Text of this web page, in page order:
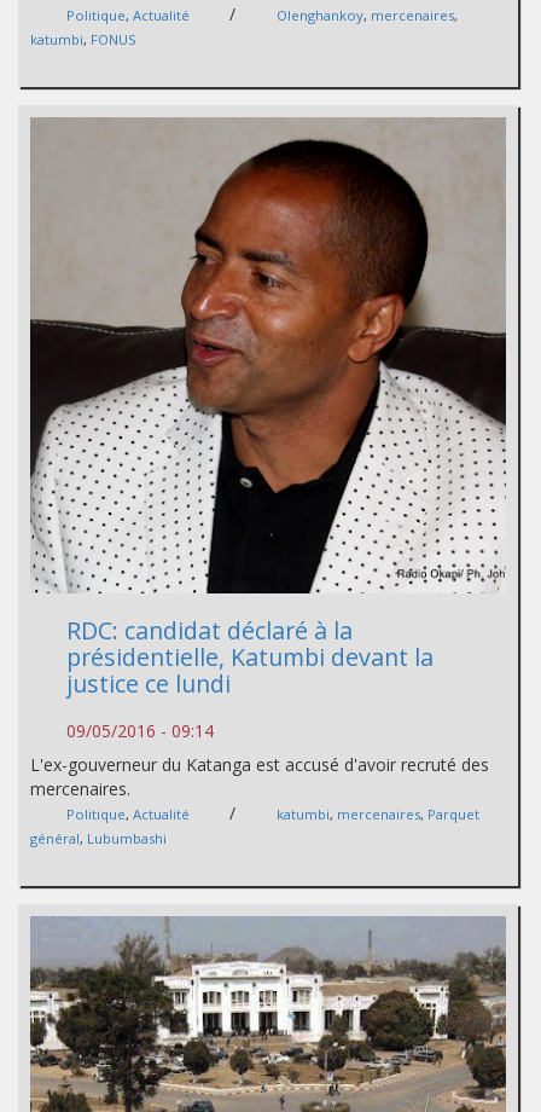
Politique, Actualité / Olenghankoy, mercenaires,
katumbi, FONUS
RDC: candidat déclaré à la
présidentielle, Katumbi devant la
justice ce lundi
09/05/2016 - 09:14
L'ex-gouverneur du Katanga est accusé d'avoir recruté des
mercenaires.
Politique, Actualité / katumbi, mercenaires, Parquet
général, Lubumbashi